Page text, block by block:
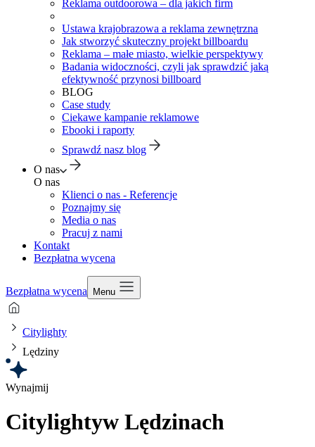
Reklama outdoorowa – dla jakich firm
Ustawa krajobrazowa a reklama zewnętrzna
Jak stworzyć skuteczny projekt billboardu
Reklama – małe miasto, wielkie perspektywy
Badania widoczności, czyli jak sprawdzić jaką
efektywność przynosi billboard
BLOG
Case study
Ciekawe kampanie reklamowe
Ebooki i raporty
Sprawdź nasz blog
O nas
O nas
Klienci o nas - Referencje
Poznajmy się
Media o nas
Pracuj z nami
Kontakt
Bezpłatna wycena
Bezpłatna wycena Menu
Citylighty
Lędziny
Wynajmij
Citylightyw Lędzinach